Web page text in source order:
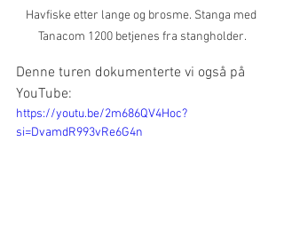
Havfiske etter lange og brosme. Stanga med
Tanacom 1200 betjenes fra stangholder.
Denne turen dokumenterte vi også på
YouTube:
https://youtu.be/2m686QV4Hoc?
si=DvamdR993vRe6G4n